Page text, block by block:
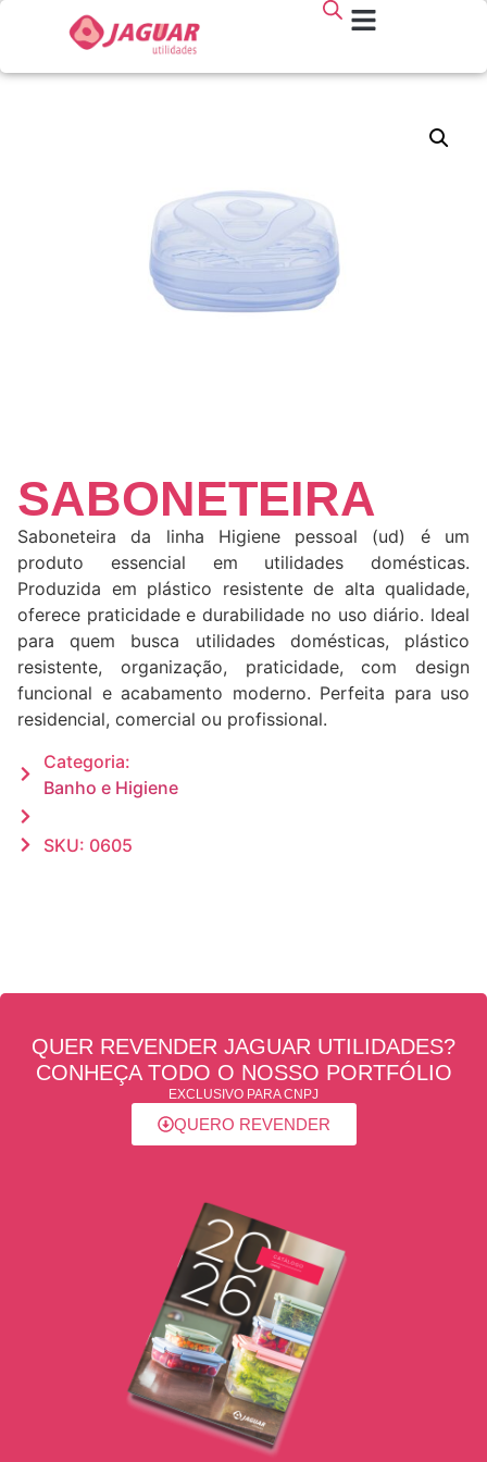
SABONETEIRA
Saboneteira da linha Higiene pessoal (ud) é um
produto essencial em utilidades domésticas.
Produzida em plástico resistente de alta qualidade,
oferece praticidade e durabilidade no uso diário. Ideal
para quem busca utilidades domésticas, plástico
resistente, organização, praticidade, com design
funcional e acabamento moderno. Perfeita para uso
residencial, comercial ou profissional.
Categoria:
Banho e Higiene
SKU: 0605
QUER REVENDER JAGUAR UTILIDADES?
CONHEÇA TODO O NOSSO PORTFÓLIO
EXCLUSIVO PARA CNPJ
QUERO REVENDER